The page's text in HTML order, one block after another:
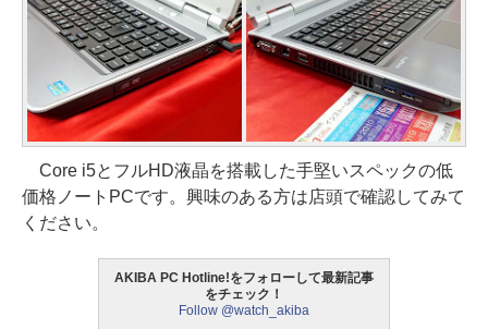
Core i5とフルHD液晶を搭載した手堅いスペックの低
価格ノートPCです。興味のある方は店頭で確認してみて
ください。
AKIBA PC Hotline!をフォローして最新記事
をチェック！
Follow @watch_akiba